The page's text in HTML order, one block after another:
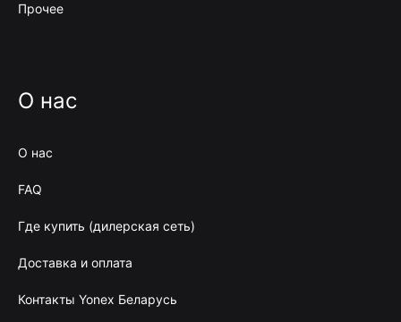
Прочее
О нас
О нас
FAQ
Где купить (дилерская сеть)
Доставка и оплата
Контакты Yonex Беларусь